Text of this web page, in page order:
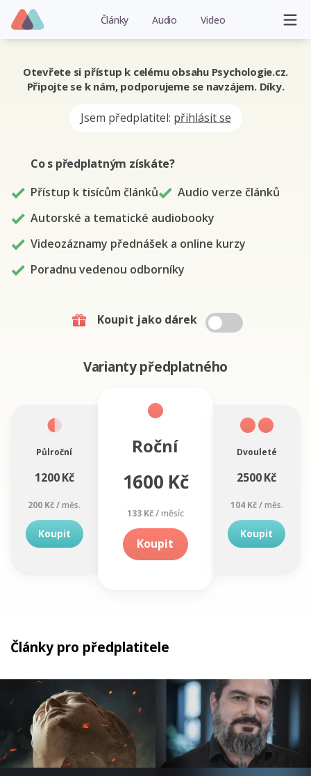
Články Audio Video
Otevřete si přístup k celému obsahu Psychologie.cz.
Připojte se k nám, podporujeme se navzájem. Díky.
Jsem předplatitel: přihlásit se
Co s předplatným získáte?
Přístup k tisícům článků
Audio verze článků
Autorské a tematické audiobooky
Videozáznamy přednášek a online kurzy
Poradnu vedenou odborníky
Koupit jako dárek
Varianty předplatného
Půlroční
1200 Kč
200 Kč /měs.
Koupit
Roční
1600 Kč
133 Kč /měsíc
Koupit
Dvouleté
2500 Kč
104 Kč /měs.
Koupit
Články pro předplatitele